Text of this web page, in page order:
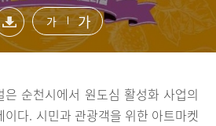
가 가
은 순천시에서 원도심 활성화 사업의
다. 시민과 관광객을 위한 아트마켓